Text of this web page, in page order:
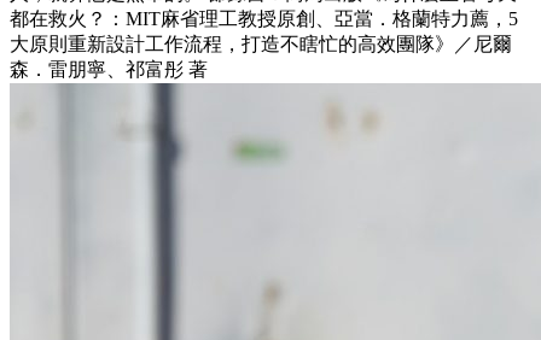
都在救火？：MIT麻省理工教授原創、亞當．格蘭特力薦，5
大原則重新設計工作流程，打造不瞎忙的高效團隊》／尼爾
森．雷朋寧、祁富彤 著